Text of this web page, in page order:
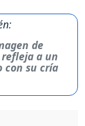
de
a un
con su cría